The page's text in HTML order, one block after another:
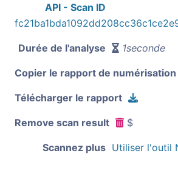
API - Scan ID
Durée de l'analyse 1seconde
Copier le rapport de numérisation
Télécharger le rapport
Remove scan result $
Scannez plus Utiliser l'outil